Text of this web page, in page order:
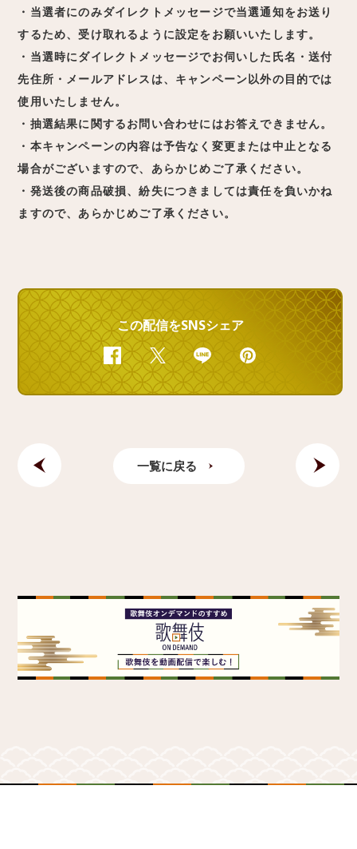
・当選者にのみダイレクトメッセージで当選通知をお送り
するため、受け取れるように設定をお願いいたします。
・当選時にダイレクトメッセージでお伺いした氏名・送付
先住所・メールアドレスは、キャンペーン以外の目的では
使用いたしません。
・抽選結果に関するお問い合わせにはお答えできません。
・本キャンペーンの内容は予告なく変更または中止となる
場合がございますので、あらかじめご了承ください。
・発送後の商品破損、紛失につきましては責任を負いかね
ますので、あらかじめご了承ください。
この配信をSNSシェア
FacebookTwitter Line
一覧に戻る